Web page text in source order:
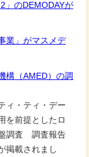
」のDEMODAYが
業」がマスメデ
構（AMED）の調
ィ・ティ・デー
を前提としたロ
調査 調査報告
掲載されまし